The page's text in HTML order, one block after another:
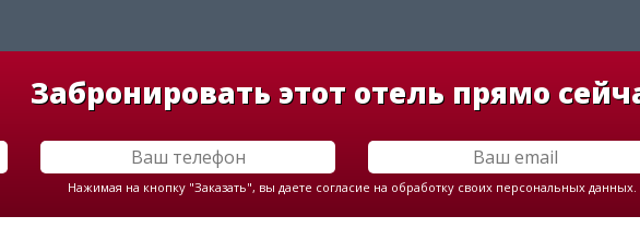
Забронировать этот отель прямо
Нажимая на кнопку "Заказать", вы даете согласие на обработку своих персональных данных.